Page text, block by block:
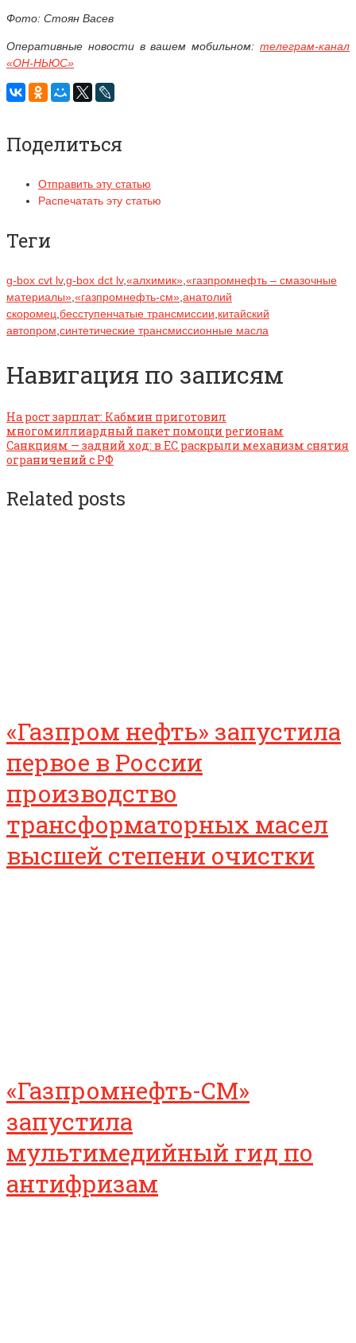
Фото: Стоян Васев
Оперативные новости в вашем мобильном: телеграм-канал
«ОН-НЬЮС»
Поделиться
Отправить эту статью
Распечатать эту статью
Теги
g-box cvt lv,g-box dct lv,«алхимик» «газпромнефть – смазочные
материалы» «газпромнефть-см» анатолий
скоромец бесступенчатые трансмиссии китайский
автопром синтетические трансмиссионные масла
Навигация по записям
На рост зарплат: Кабмин приготовил
многомиллиардный пакет помощи регионам
Санкциям — задний ход: в ЕС раскрыли механизм снятия
ограничений с РФ
Related posts
«Газпром нефть» запустила
первое в России
производство
трансформаторных масел
высшей степени очистки
«Газпромнефть-СМ»
запустила
мультимедийный гид по
антифризам